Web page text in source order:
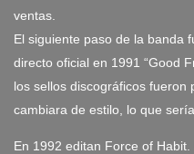
ventas.
El siguiente paso de la banda
directo oficial en 1991 “Good
los sellos discográficos fueron
cambiara de estilo, lo que
En 1992 editan Force of